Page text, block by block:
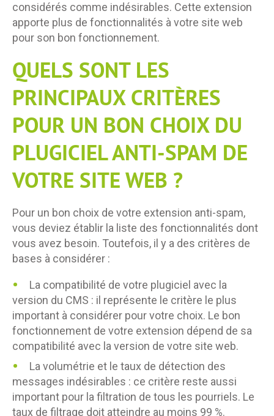
considérés comme indésirables. Cette extension
apporte plus de fonctionnalités à votre site web
pour son bon fonctionnement.
QUELS SONT LES
PRINCIPAUX CRITÈRES
POUR UN BON CHOIX DU
PLUGICIEL ANTI-SPAM DE
VOTRE SITE WEB ?
Pour un bon choix de votre extension anti-spam,
vous deviez établir la liste des fonctionnalités dont
vous avez besoin. Toutefois, il y a des critères de
bases à considérer :
La compatibilité de votre plugiciel avec la
version du CMS : il représente le critère le plus
important à considérer pour votre choix. Le bon
fonctionnement de votre extension dépend de sa
compatibilité avec la version de votre site web.
La volumétrie et le taux de détection des
messages indésirables : ce critère reste aussi
important pour la filtration de tous les pourriels. Le
taux de filtrage doit atteindre au moins 99 %.